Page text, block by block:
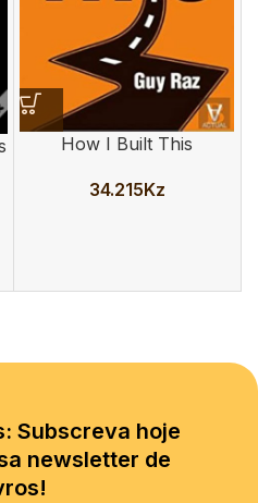
How I Built This
34.215Kz
Subscreva hoje
newsletter de